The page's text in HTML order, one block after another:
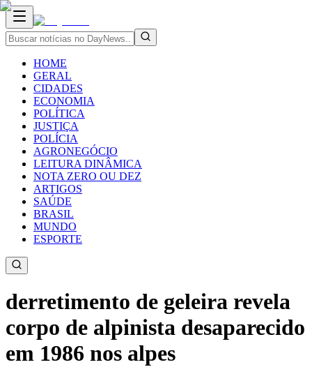
HOME
GERAL
CIDADES
ECONOMIA
POLÍTICA
JUSTIÇA
POLÍCIA
AGRONEGÓCIO
LEITURA DINÂMICA
NOTA ZERO OU DEZ
ARTIGOS
SAÚDE
BRASIL
MUNDO
ESPORTE
derretimento de geleira revela
corpo de alpinista desaparecido
em 1986 nos alpes